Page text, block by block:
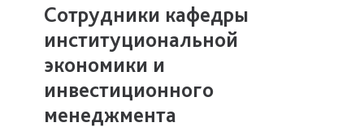
Сотрудники кафедры
институциональной
экономики и
инвестиционного
менеджмента